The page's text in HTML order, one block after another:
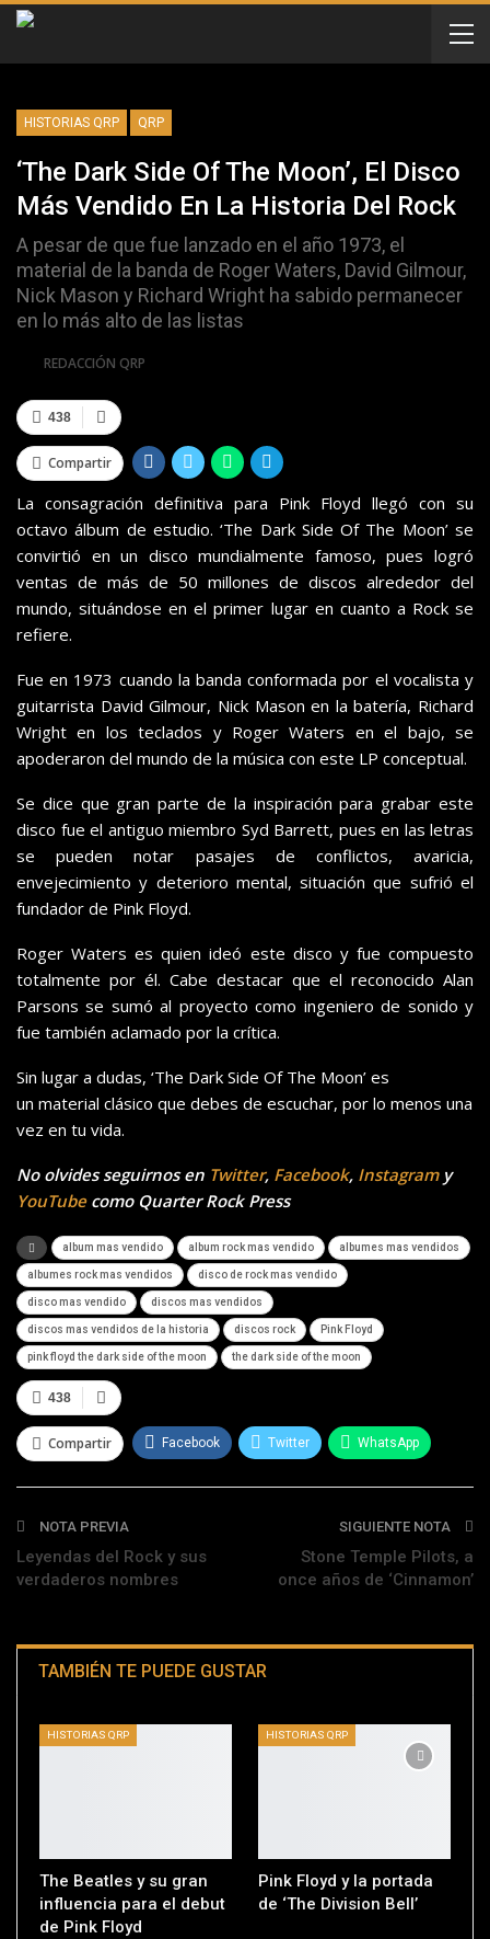
HISTORIAS QRP QRP
‘The Dark Side Of The Moon’, El Disco
Más Vendido En La Historia Del Rock
A pesar de que fue lanzado en el año 1973, el
material de la banda de Roger Waters, David Gilmour,
Nick Mason y Richard Wright ha sabido permanecer
en lo más alto de las listas
REDACCIÓN QRP
438
Compartir
La consagración definitiva para Pink Floyd llegó con su
octavo álbum de estudio. ‘The Dark Side Of The Moon’ se
convirtió en un disco mundialmente famoso, pues logró
ventas de más de 50 millones de discos alrededor del
mundo, situándose en el primer lugar en cuanto a Rock se
refiere.
Fue en 1973 cuando la banda conformada por el vocalista y
guitarrista David Gilmour, Nick Mason en la batería, Richard
Wright en los teclados y Roger Waters en el bajo, se
apoderaron del mundo de la música con este LP conceptual.
Se dice que gran parte de la inspiración para grabar este
disco fue el antiguo miembro Syd Barrett, pues en las letras
se pueden notar pasajes de conflictos, avaricia,
envejecimiento y deterioro mental, situación que sufrió el
fundador de Pink Floyd.
Roger Waters es quien ideó este disco y fue compuesto
totalmente por él. Cabe destacar que el reconocido Alan
Parsons se sumó al proyecto como ingeniero de sonido y
fue también aclamado por la crítica.
Sin lugar a dudas, ‘The Dark Side Of The Moon’ es
un material clásico que debes de escuchar, por lo menos una
vez en tu vida.
No olvides seguirnos en Twitter, Facebook, Instagramy
YouTubecomo Quarter Rock Press
album mas vendido album rock mas vendido albumes mas vendidos
albumes rock mas vendidos disco de rock mas vendido
disco mas vendido discos mas vendidos
discos mas vendidos de la historia discos rock Pink Floyd
pink floyd the dark side of the moon the dark side of the moon
438
Compartir Facebook Twitter WhatsApp
Telegram
NOTA PREVIA
Leyendas del Rock y sus
verdaderos nombres
SIGUIENTE NOTA
Stone Temple Pilots, a
once años de ‘Cinnamon’
TAMBIÉN TE PUEDE GUSTAR
HISTORIAS QRP
The Beatles y su gran
influencia para el debut
de Pink Floyd
HISTORIAS QRP
Pink Floyd y la portada
de ‘The Division Bell’